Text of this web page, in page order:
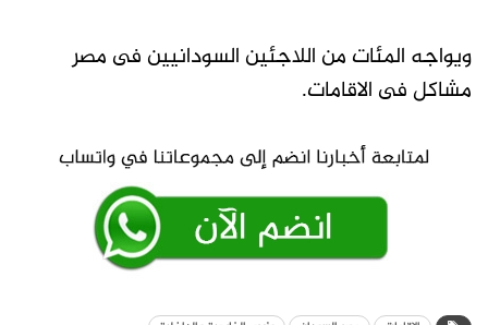
ويواجه المئات من اللاجئين السودانيين فى مصر
مشاكل فى الاقامات.